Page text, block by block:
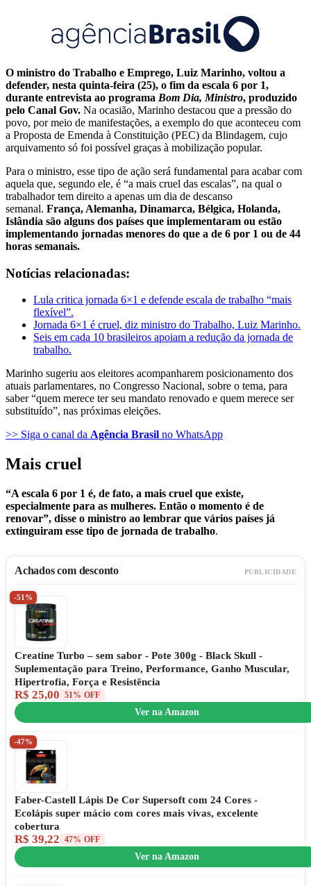
O ministro do Trabalho e Emprego, Luiz Marinho, voltou a
defender, nesta quinta-feira (25), o fim da escala 6 por 1,
durante entrevista ao programa Bom Dia, Ministro, produzido
pelo Canal Gov. Na ocasião, Marinho destacou que a pressão do
povo, por meio de manifestações, a exemplo do que aconteceu com
a Proposta de Emenda à Constituição (PEC) da Blindagem, cujo
arquivamento só foi possível graças à mobilização popular.
Para o ministro, esse tipo de ação será fundamental para acabar com
aquela que, segundo ele, é “a mais cruel das escalas”, na qual o
trabalhador tem direito a apenas um dia de descanso
semanal. França, Alemanha, Dinamarca, Bélgica, Holanda,
Islândia são alguns dos países que implementaram ou estão
implementando jornadas menores do que a de 6 por 1 ou de 44
horas semanais.
Notícias relacionadas:
Lula critica jornada 6×1 e defende escala de trabalho “mais
flexível”.
Jornada 6×1 é cruel, diz ministro do Trabalho, Luiz Marinho.
Seis em cada 10 brasileiros apoiam a redução da jornada de
trabalho.
Marinho sugeriu aos eleitores acompanharem posicionamento dos
atuais parlamentares, no Congresso Nacional, sobre o tema, para
saber “quem merece ter seu mandato renovado e quem merece ser
substituído”, nas próximas eleições.
>> Siga o canal da Agência Brasil no WhatsApp
Mais cruel
“A escala 6 por 1 é, de fato, a mais cruel que existe,
especialmente para as mulheres. Então o momento é de
renovar”, disse o ministro ao lembrar que vários países já
extinguiram esse tipo de jornada de trabalho.
Achados com desconto PUBLICIDADE
-51%
Creatine Turbo – sem sabor - Pote 300g - Black Skull -
Suplementação para Treino, Performance, Ganho Muscular,
Hipertrofia, Força e Resistência
R$ 25,00 51% OFF
Ver na Amazon
-47%
Faber-Castell Lápis De Cor Supersoft com 24 Cores -
Ecolápis super mácio com cores mais vivas, excelente
cobertura
R$ 39,22 47% OFF
Ver na Amazon